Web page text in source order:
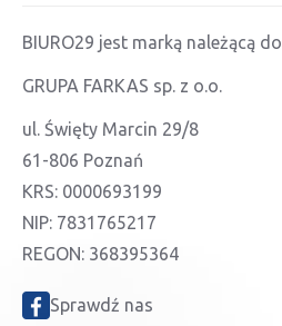
BIURO29 jest marką należącą do
GRUPA FARKAS sp. z o.o.
ul. Święty Marcin 29/8
61-806 Poznań
KRS: 0000693199
NIP: 7831765217
REGON: 368395364
Sprawdź nas